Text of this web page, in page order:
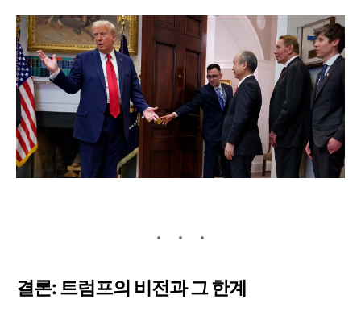
결론: 트럼프의 비전과 그 한계